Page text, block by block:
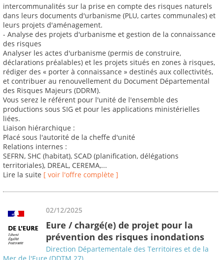
intercommunalités sur la prise en compte des risques naturels
dans leurs documents d'urbanisme (PLU, cartes communales) et
leurs projets d'aménagement.
- Analyse des projets d'urbanisme et gestion de la connaissance
des risques
Analyser les actes d'urbanisme (permis de construire,
déclarations préalables) et les projets situés en zones à risques,
rédiger des « porter à connaissance » destinés aux collectivités,
et contribuer au renouvellement du Document Départemental
des Risques Majeurs (DDRM).
Vous serez le référent pour l'unité de l'ensemble des
productions sous SIG et pour les applications ministérielles
liées.
Liaison hiérarchique :
Placé sous l'autorité de la cheffe d'unité
Relations internes :
SEFRN, SHC (habitat), SCAD (planification, délégations
territoriales), DREAL, CEREMA,...
Lire la suite [ voir l'offre complète ]
02/12/2025
Eure / chargé(e) de projet pour la
prévention des risques inondations
Direction Départementale des Territoires et de la